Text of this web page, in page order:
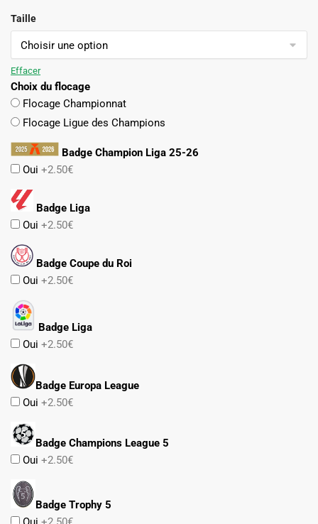
initial
était :
actuel
est :
Taille
Effacer
Choix du flocage
Flocage Championnat
Flocage Ligue des Champions
Badge Champion Liga 25-26
Oui +2.50€
Badge Liga
Oui +2.50€
Badge Coupe du Roi
Oui +2.50€
Badge Liga
Oui +2.50€
Badge Europa League
Oui +2.50€
Badge Champions League 5
Oui +2.50€
Badge Trophy 5